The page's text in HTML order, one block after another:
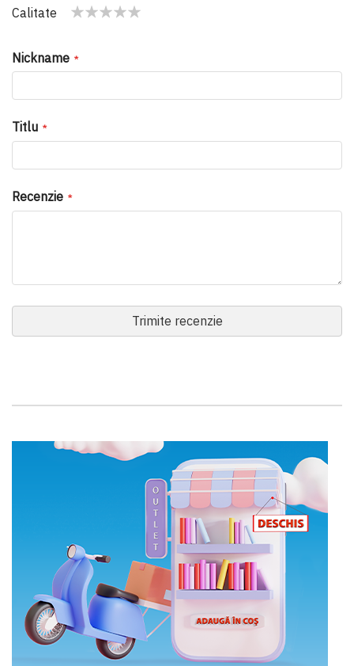
star
stars
stars
stars
stars
Calitate
Nickname
Titlu
Recenzie
Trimite recenzie